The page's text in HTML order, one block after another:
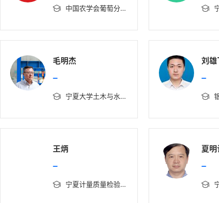
 中国农学会葡萄分会、西北农林科技大学葡萄与葡萄酒学院 
毛明杰
 宁夏大学土木与水利工程学院
刘雄
 银
王炳
 宁夏计量质量检验检测研究院
夏明
 宁夏